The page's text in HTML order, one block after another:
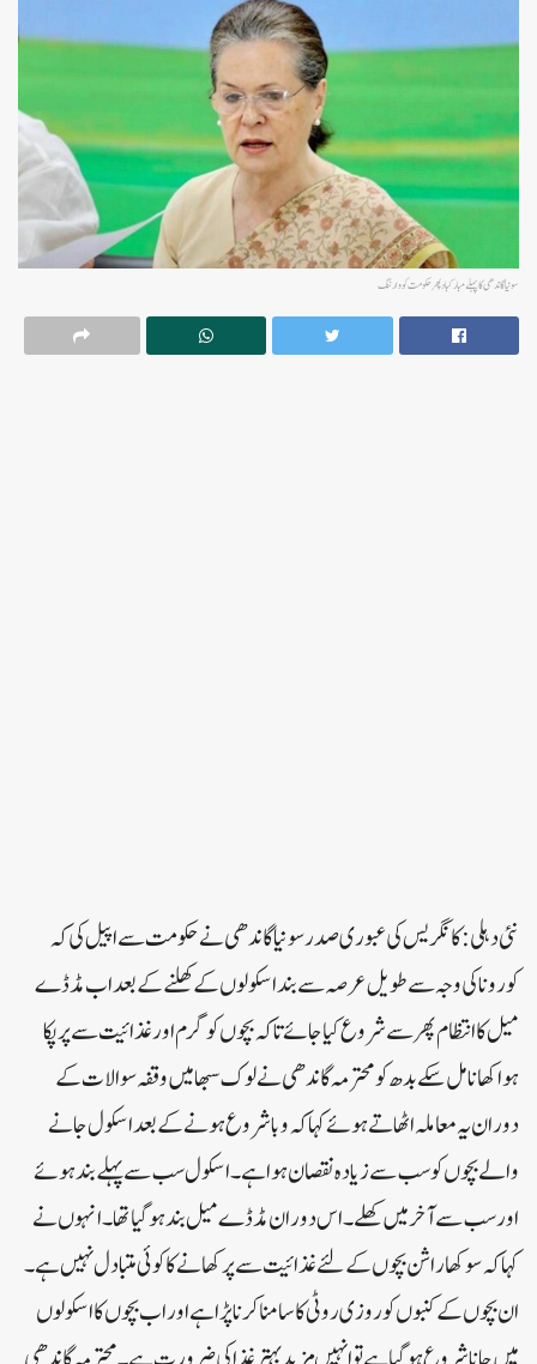
سونیا گاندھی کاپہلے مبارکباد پھر حکومت کو وارننگ
نئی دہلی:کانگریس کی عبوری صدر سونیا گاندھی نے حکومت سے اپیل کی کہ
کورونا کی وجہ سے طویل عرصہ سے بند اسکولوں کے کھلنے کے بعد اب مڈڈے
میل کا انتظام پھر سے شروع کیا جائے تاکہ بچوں کو گرم اورغذائیت سے پرپکا
ہواکھانا مل سکے بدھ کو محترمہ گاندھی نے لوک سبھا میں وقفہ سوالات کے
دوران یہ معاملہ اٹھاتے ہوئے کہاکہ وبا شروع ہونے کے بعد اسکول جانے
والے بچوں کو سب سے زیادہ نقصان ہوا ہے۔ اسکول سب سے پہلے بند ہوئے
اور سب سے آخر میں کھلے۔ اس دوران مڈ ڈے میل بند ہوگیا تھا۔انہوں نے
کہا کہ سوکھا راشن بچوں کے لئے غذائیت سے پر کھانے کا کوئی متبادل نہیں ہے۔
ان بچوں کے کنبوں کو روزی روٹی کا سامنا کرنا پڑا ہے اور اب بچوں کا اسکولوں